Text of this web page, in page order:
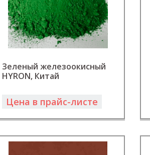
Зеленый железоокисный
HYRON, Китай
Цена в прайс-листе